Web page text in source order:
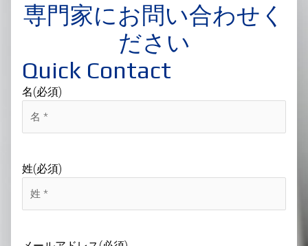
専門家にお問い合わせく
ださい
Quick Contact
名(必須)
姓(必須)